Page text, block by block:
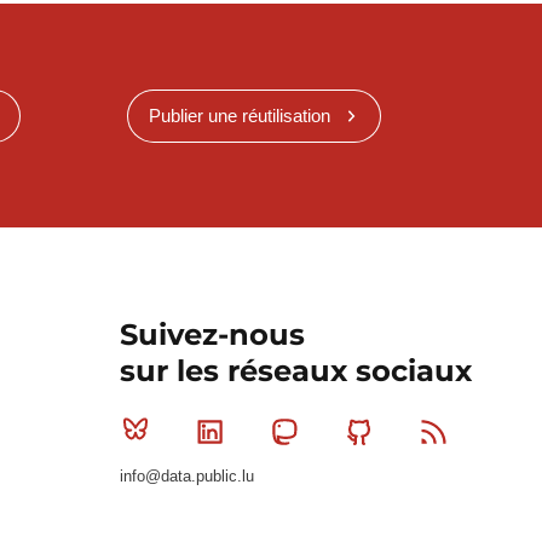
Publier une réutilisation
Suivez-nous
sur les réseaux sociaux
Bluesky Linkedin MastodonGithub
info@data.public.lu